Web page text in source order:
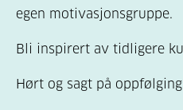
egen motivasjonsgruppe.
Bli inspirert av tidligere
Hørt og sagt på